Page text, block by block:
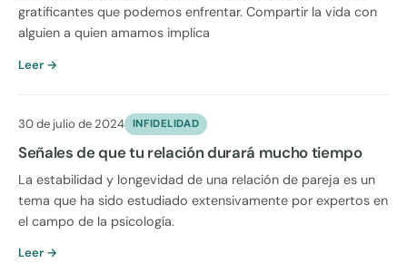
gratificantes que podemos enfrentar. Compartir la vida con
alguien a quien amamos implica
Leer →
30 de julio de 2024 INFIDELIDAD
Señales de que tu relación durará mucho tiempo
La estabilidad y longevidad de una relación de pareja es un
tema que ha sido estudiado extensivamente por expertos en
el campo de la psicología.
Leer →